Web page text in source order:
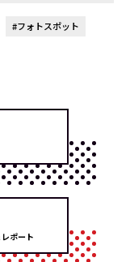
#フォトスポット
ポート